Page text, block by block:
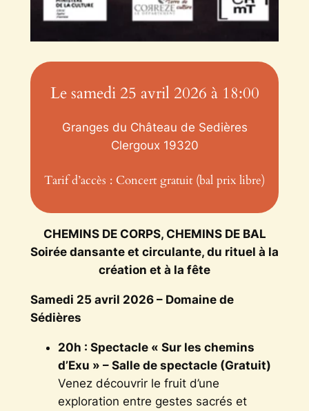
Le samedi 25 avril 2026 à 18:00
Granges du Château de Sedières
Clergoux 19320
Tarif d’accès : Concert gratuit (bal prix libre)
CHEMINS DE CORPS, CHEMINS DE BAL
Soirée dansante et circulante, du rituel à la
création et à la fête
Samedi 25 avril 2026 – Domaine de
Sédières
20h : Spectacle « Sur les chemins
d’Exu » – Salle de spectacle (Gratuit)
Venez découvrir le fruit d’une
exploration entre gestes sacrés et